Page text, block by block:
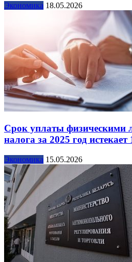
Экономика 18.05.2026
Срок уплаты физическими
налога за 2025 год
Экономика 15.05.2026